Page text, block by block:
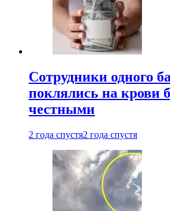
Сотрудники одного
поклялись на крови
честными
2 года спустя2 года спустя